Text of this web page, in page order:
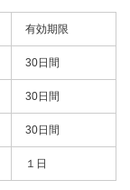
有効期限
30日間
30日間
30日間
１日